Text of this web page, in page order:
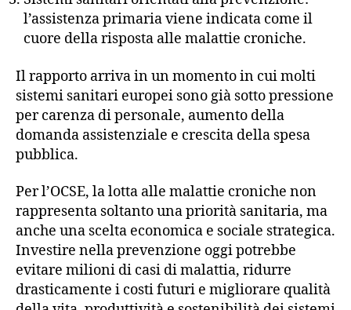
l’assistenza primaria viene indicata come il
cuore della risposta alle malattie croniche.
Il rapporto arriva in un momento in cui molti
sistemi sanitari europei sono già sotto pressione
per carenza di personale, aumento della
domanda assistenziale e crescita della spesa
pubblica.
Per l’OCSE, la lotta alle malattie croniche non
rappresenta soltanto una priorità sanitaria, ma
anche una scelta economica e sociale strategica.
Investire nella prevenzione oggi potrebbe
evitare milioni di casi di malattia, ridurre
drasticamente i costi futuri e migliorare qualità